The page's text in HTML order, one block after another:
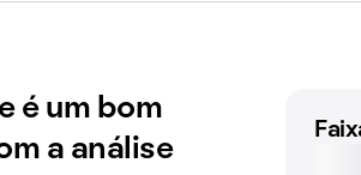
é um bom
a análise